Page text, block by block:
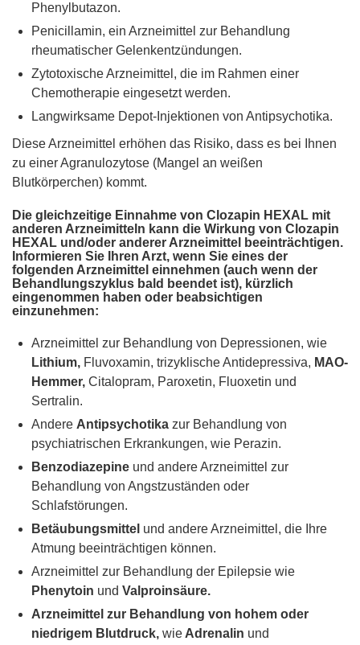
Phenylbutazon.
Penicillamin, ein Arzneimittel zur Behandlung
rheumatischer Gelenkentzündungen.
Zytotoxische Arzneimittel, die im Rahmen einer
Chemotherapie eingesetzt werden.
Langwirksame Depot-Injektionen von Antipsychotika.
Diese Arzneimittel erhöhen das Risiko, dass es bei Ihnen
zu einer Agranulozytose (Mangel an weißen
Blutkörperchen) kommt.
Die gleichzeitige Einnahme von Clozapin HEXAL mit
anderen Arzneimitteln kann die Wirkung von Clozapin
HEXAL und/oder anderer Arzneimittel beeinträchtigen.
Informieren Sie Ihren Arzt, wenn Sie eines der
folgenden Arzneimittel einnehmen (auch wenn der
Behandlungszyklus bald beendet ist), kürzlich
eingenommen haben oder beabsichtigen
einzunehmen:
Arzneimittel zur Behandlung von Depressionen, wie
Lithium, Fluvoxamin, trizyklische Antidepressiva, MAO-
Hemmer, Citalopram, Paroxetin, Fluoxetin und
Sertralin.
Andere Antipsychotika zur Behandlung von
psychiatrischen Erkrankungen, wie Perazin.
Benzodiazepine und andere Arzneimittel zur
Behandlung von Angstzuständen oder
Schlafstörungen.
Betäubungsmittel und andere Arzneimittel, die Ihre
Atmung beeinträchtigen können.
Arzneimittel zur Behandlung der Epilepsie wie
Phenytoin und Valproinsäure.
Arzneimittel zur Behandlung von hohem oder
niedrigem Blutdruck, wie Adrenalin und